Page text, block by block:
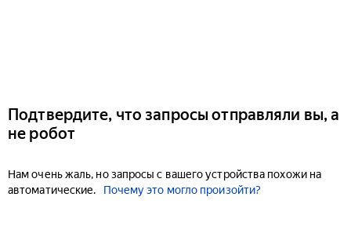
Подтвердите, что запросы отправляли вы, а
не робот
Нам очень жаль, но запросы с вашего устройства похожи на
автоматические.
Почему это могло произойти?